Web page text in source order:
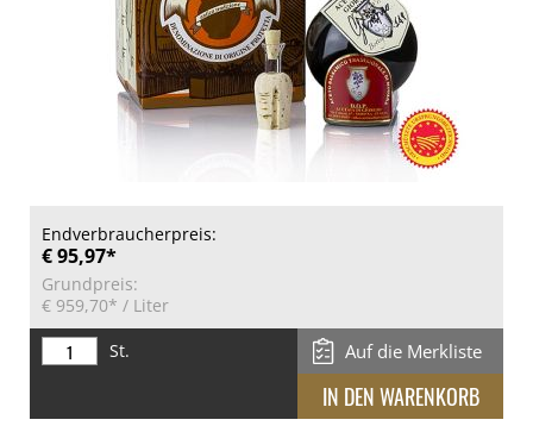
Endverbraucherpreis:
€ 95,97*
Grundpreis:
€ 959,70* / Liter
St.
Auf die Merkliste